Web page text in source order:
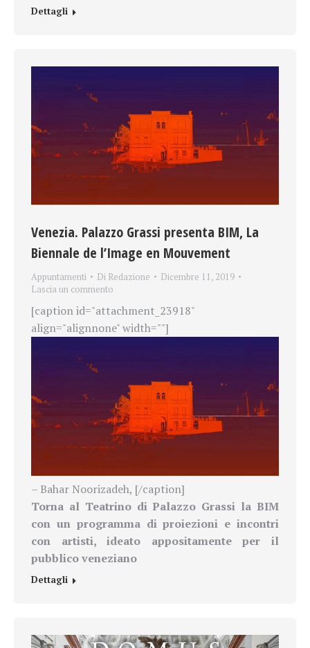
Dettagli
Venezia. Palazzo Grassi presenta BIM, La
Biennale de l’Image en Mouvement
Appuntamenti Di Redazione
Dicembre 11, 2019
Lascia un commento
[caption id="attachment_23918"
align="alignnone" width=""]
– Bahar Noorizadeh, [/caption]
Torna al Teatrino di Palazzo Grassi la BIM
con un programma di proiezioni e incontri
con artisti, ideato appositamente per il
pubblico veneziano
Dettagli